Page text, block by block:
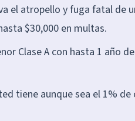
el atropello y fuga fatal de
$30,000 en multas.
Clase A con hasta 1 año
tiene aunque sea el 1% de